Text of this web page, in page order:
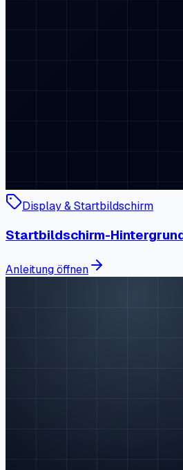
Display & Startbildschirm
Startbildschirm-
Anleitung öffnen